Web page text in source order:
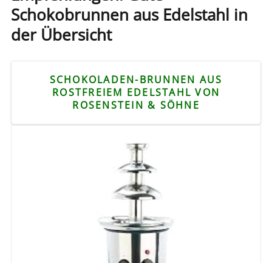
Schokobrunnen aus Edelstahl in
der Übersicht
SCHOKOLADEN-BRUNNEN AUS
ROSTFREIEM EDELSTAHL VON
ROSENSTEIN & SÖHNE